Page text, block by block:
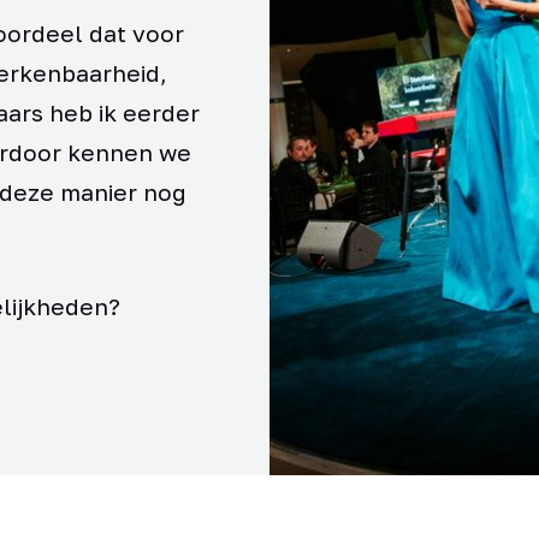
dat voor
heb ik eerder
kennen we
manier nog